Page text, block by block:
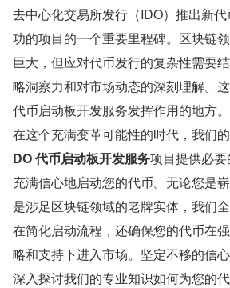
去中心化交易所发行（IDO）推出新
功的项目的一个重要里程碑。区块链
巨大，但应对代币发行的复杂性需要
略洞察力和对市场动态的深刻理解。
代币启动板开发服务发挥作用的地方。
在这个充满变革可能性的时代，我们
DO 代币启动板开发服务项目提供必
充满信心地启动您的代币。无论您是
是涉足区块链领域的老牌实体，我们
在简化启动流程，还确保您的代币在
略和支持下进入市场。坚定不移的信
深入探讨我们的专业知识如何为您的